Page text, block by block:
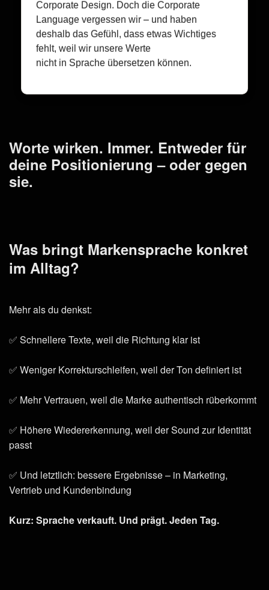
Corporate Design. Doch die Corporate
Language vergessen wir – und haben
deshalb das Gefühl, dass etwas Wichtiges
fehlt, weil wir unsere Werte
nicht in Sprache übersetzen können.
Worte wirken. Immer. Entweder für
deine Positionierung – oder gegen
sie.
Was bringt Markensprache konkret
im Alltag?
Mehr als du denkst:
✅ Schnellere Texte, weil die Richtung klar ist
✅ Weniger Korrekturschleifen, weil der Ton definiert ist
✅ Mehr Vertrauen, weil die Marke authentisch rüberkommt
✅ Höhere Wiedererkennung, weil der Sound zur Identität
passt
✅ Und letztlich: bessere Ergebnisse – in Marketing,
Vertrieb und Kundenbindung
Kurz: Sprache verkauft. Und prägt. Jeden Tag.